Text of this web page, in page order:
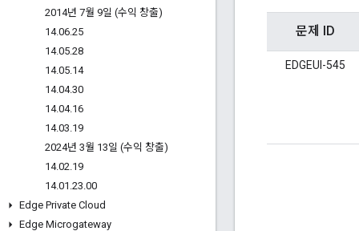
2014년 7월 9일 (수익 창출)
14.06.25
14.05.28
14.05.14
14.04.30
14.04.16
14.03.19
2024년 3월 13일 (수익 창출)
14.02.19
14.01 .23.00
Edge Private Cloud
Edge Microgateway
문제 ID
EDGEUI-545